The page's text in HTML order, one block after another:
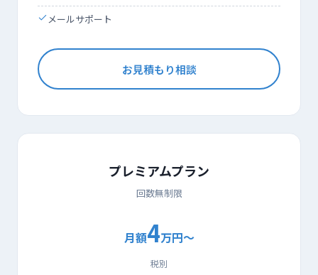
メールサポート
お見積もり相談
プレミアムプラン
回数無制限
月額4万円〜
税別